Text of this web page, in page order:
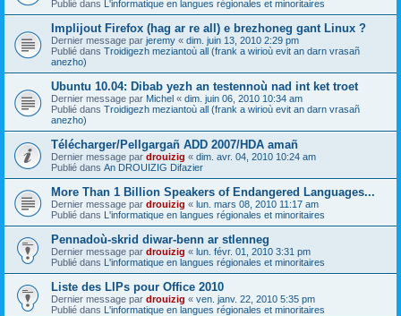
Publié dans L'informatique en langues régionales et minoritaires
Implijout Firefox (hag ar re all) e brezhoneg gant Linux ?
Dernier message par jeremy « dim. juin 13, 2010 2:29 pm
Publié dans Troidigezh meziantoù all (frank a wirioù evit an darn vrasañ
anezho)
Ubuntu 10.04: Dibab yezh an testennoù nad int ket troet
Dernier message par Michel « dim. juin 06, 2010 10:34 am
Publié dans Troidigezh meziantoù all (frank a wirioù evit an darn vrasañ
anezho)
Télécharger/Pellgargañ ADD 2007/HDA amañ
Dernier message par drouizig « dim. avr. 04, 2010 10:24 am
Publié dans An DROUIZIG Difazier
More Than 1 Billion Speakers of Endangered Languages...
Dernier message par drouizig « lun. mars 08, 2010 11:17 am
Publié dans L'informatique en langues régionales et minoritaires
Pennadoù-skrid diwar-benn ar stlenneg
Dernier message par drouizig « lun. févr. 01, 2010 3:31 pm
Publié dans L'informatique en langues régionales et minoritaires
Liste des LIPs pour Office 2010
Dernier message par drouizig « ven. janv. 22, 2010 5:35 pm
Publié dans L'informatique en langues régionales et minoritaires